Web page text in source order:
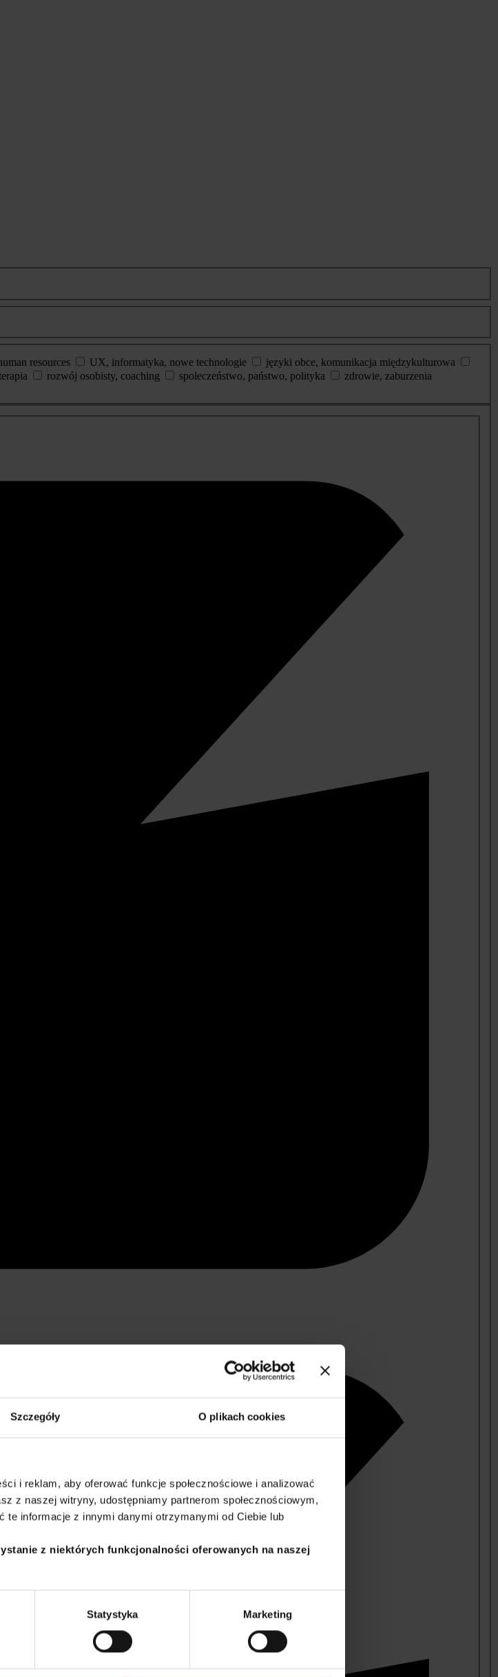
Szczegóły O plikach cookies
i reklam, aby oferować funkcje społecznościowe i analizować
z naszej witryny, udostępniamy partnerom społecznościowym,
te informacje z innymi danymi otrzymanymi od Ciebie lub
z niektórych funkcjonalności oferowanych na naszej
Statystyka Marketing
resources UX, informatyka, nowe technologie
języki obce, komunikacja międzykulturowa
rozwój osobisty, coaching społeczeństwo, państwo, polityka
zdrowie, zaburzenia